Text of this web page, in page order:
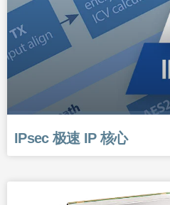
IPsec 极速 IP 核心